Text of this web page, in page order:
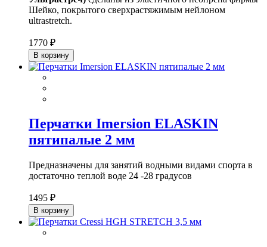
Шейко, покрытого сверхрастяжимым нейлоном
ultrastretch.
1770 ₽
В корзину
Перчатки Imersion ELASKIN
пятипалые 2 мм
Предназначены для занятий водными видами спорта в
достаточно теплой воде 24 -28 градусов
1495 ₽
В корзину